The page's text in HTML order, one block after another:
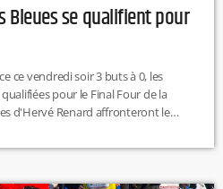
Bleues se qualifient pour
ce vendredi soir 3 buts à 0, les
pour le Final Four de la
d'Hervé Renard affronteront le